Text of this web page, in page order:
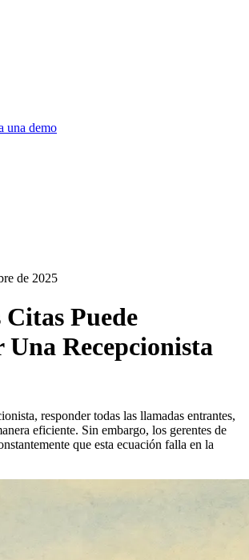
una demo
de 2025
Puede
Una Recepcionista
responder todas las llamadas entrantes,
eficiente. Sin embargo, los gerentes de
que esta ecuación falla en la